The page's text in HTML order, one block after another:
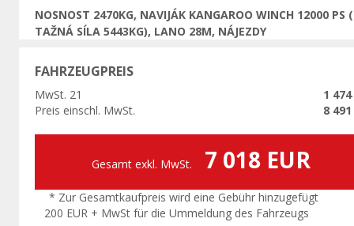
NOSNOST 2470KG, NAVIJÁK KANGAROO WINCH 12000 PS (
TAŽNÁ SÍLA 5443KG), LANO 28M, NÁJEZDY
FAHRZEUGPREIS
MwSt. 21
1 474
Preis einschl. MwSt.
8 491
Gesamt exkl. MwSt. 7 018 EUR
* Zur Gesamtkaufpreis wird eine Gebühr hinzugefügt
200 EUR + MwSt für die Ummeldung des Fahrzeugs